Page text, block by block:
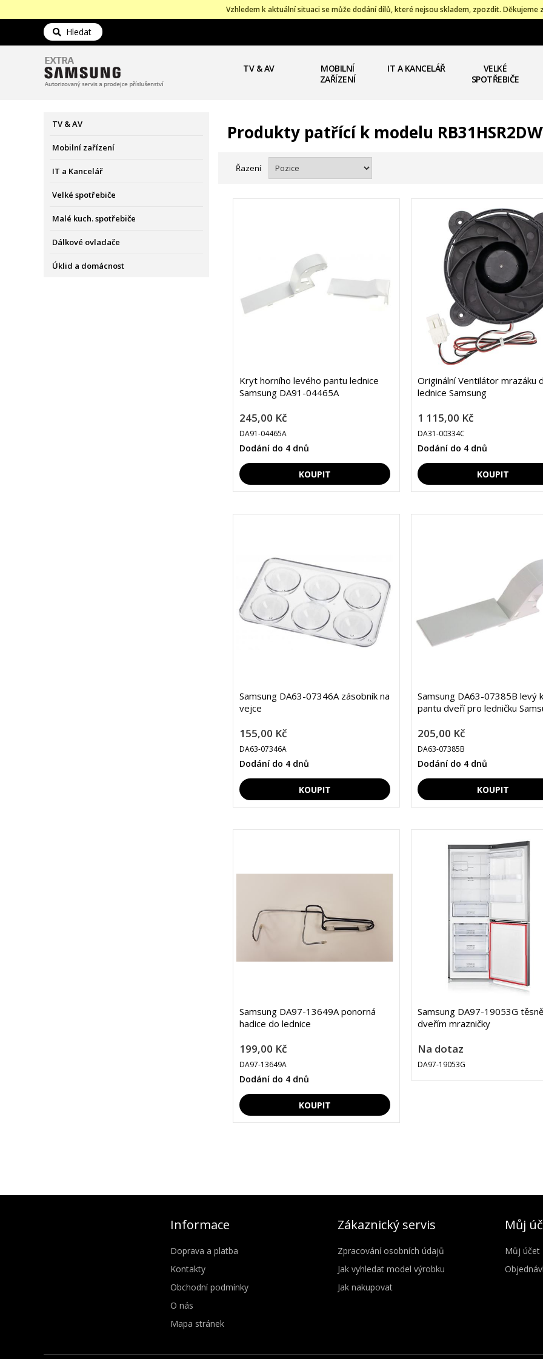
Vzhledem k aktuální situaci se může dodání dílů, které nejsou skladem, zpozdit. Děkujeme
Hledat
TV & AV
MOBILNÍ
ZAŘÍZENÍ
IT A KANCELÁŘ
VELKÉ
SPOTŘEBIČE
TV & AV
Mobilní zařízení
IT a Kancelář
Velké spotřebiče
Malé kuch. spotřebiče
Dálkové ovladače
Úklid a domácnost
Produkty patřící k modelu
Řazení
Kryt horního levého pantu lednice
Samsung DA91-04465A
245,00 Kč
DA91-04465A
Dodání do 4 dnů
Originální Ventilátor mrazáku
lednice Samsung
1 115,00 Kč
DA31-00334C
Dodání do 4 dnů
Samsung DA63-07346A zásobník na
vejce
155,00 Kč
DA63-07346A
Dodání do 4 dnů
Samsung DA63-07385B levý
pantu dveří pro ledničku
205,00 Kč
DA63-07385B
Dodání do 4 dnů
Samsung DA97-13649A ponorná
hadice do lednice
199,00 Kč
DA97-13649A
Dodání do 4 dnů
Samsung DA97-19053G
dveřím mrazničky
Na dotaz
DA97-19053G
Informace
Doprava a platba
Kontakty
Obchodní podmínky
O nás
Mapa stránek
Zákaznický servis
Zpracování osobních údajů
Jak vyhledat model výrobku
Jak nakupovat
Můj
Můj účet